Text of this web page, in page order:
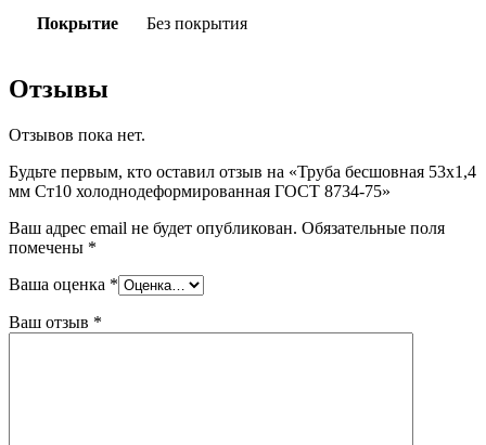
Покрытие Без покрытия
Отзывы
Отзывов пока нет.
Будьте первым, кто оставил отзыв на «Труба бесшовная 53х1,4
мм Ст10 холоднодеформированная ГОСТ 8734-75»
Ваш адрес email не будет опубликован. Обязательные поля
помечены *
Ваша оценка *
Ваш отзыв *